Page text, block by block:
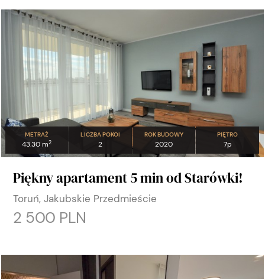
METRAŻ
43.30 m2
LICZBA POKOI
2
ROK BUDOWY
2020
PIĘTRO
7p
Piękny apartament 5 min od Starówki!
Toruń, Jakubskie Przedmieście
2 500 PLN